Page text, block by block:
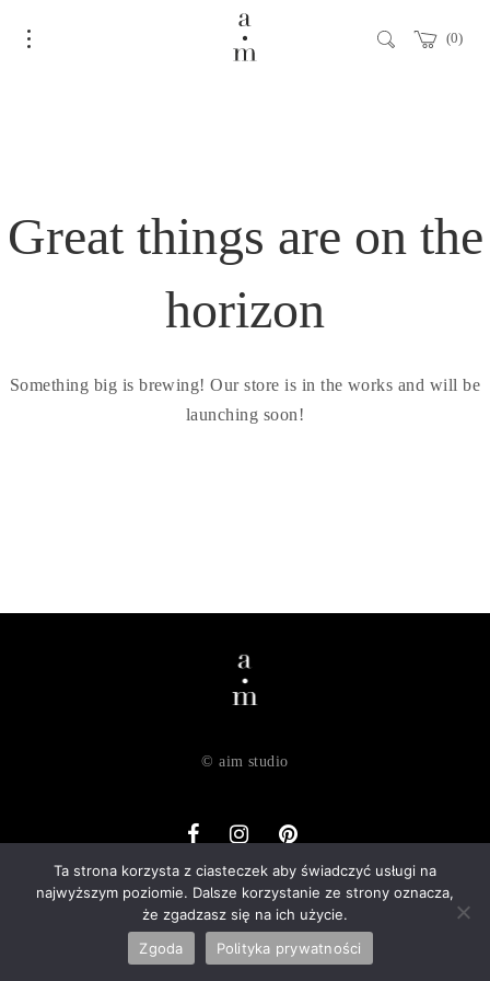
0
Great things are on the
horizon
Something big is brewing! Our store is in the works and will be
launching soon!
Ta strona korzysta z ciasteczek aby świadczyć usługi na
najwyższym poziomie. Dalsze korzystanie ze strony oznacza,
że zgadzasz się na ich użycie.
Zgoda
Polityka prywatności
© aim studio
o nas dostawa zwroty regulamin
polityka prywatności
kontakt